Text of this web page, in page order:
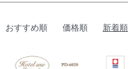
おすすめ順 価格順 新着順